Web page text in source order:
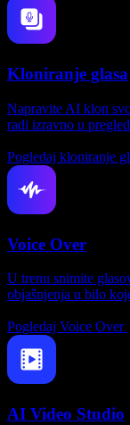
Kloniranje glasa
Napravite AI klon
radi izravno u
Pogledaj kloniranje
Voice Over
U trenu snimite
objašnjenja u bilo
Pogledaj Voice Over
AI Video Studio